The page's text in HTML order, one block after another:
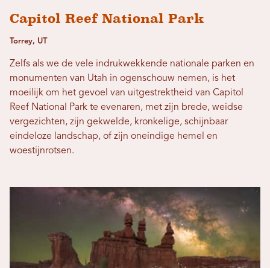
Capitol Reef National Park
Torrey, UT
Zelfs als we de vele indrukwekkende nationale parken en
monumenten van Utah in ogenschouw nemen, is het
moeilijk om het gevoel van uitgestrektheid van Capitol
Reef National Park te evenaren, met zijn brede, weidse
vergezichten, zijn gekwelde, kronkelige, schijnbaar
eindeloze landschap, of zijn oneindige hemel en
woestijnrotsen.